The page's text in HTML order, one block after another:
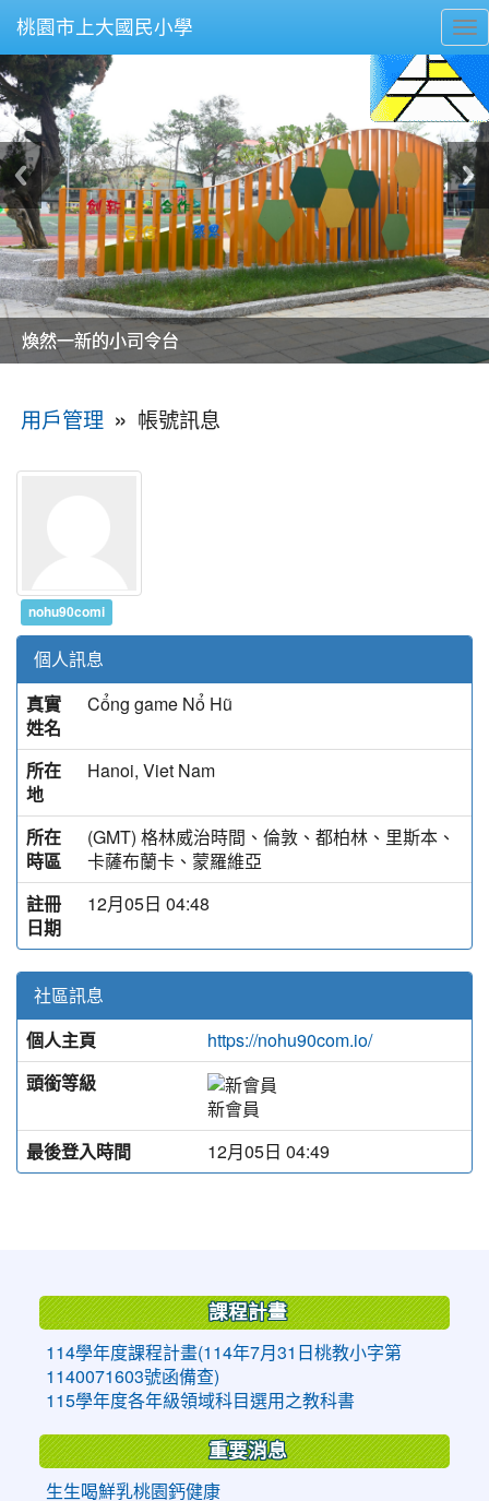
桃園市上大國民小學
美麗的操場是我們活力的來源
美麗的操場是我們活力的來源
煥然一新的小司令台
煥然一新的小司令台
富含桃園埤塘田園風光意象的中廊
富含桃園埤塘田園風光意象的中廊
嶄新的中庭廣場
嶄新的中庭廣場
水生池生生不息
水生池生生不息
用戶管理 » 帳號訊息
nohu90comi
個人訊息
真實
姓名
Cổng game Nổ Hũ
所在
地
Hanoi, Viet Nam
所在
時區
(GMT) 格林威治時間、倫敦、都柏林、里斯本、
卡薩布蘭卡、蒙羅維亞
註冊
日期
12月05日 04:48
社區訊息
個人主頁
https://nohu90com.io/
頭銜等級
新會員
最後登入時間
12月05日 04:49
課程計畫
114學年度課程計畫(114年7月31日桃教小字第
1140071603號函備查)
115學年度各年級領域科目選用之教科書
重要消息
生生喝鮮乳桃園鈣健康